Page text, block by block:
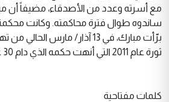
مع أسرته وعدد من الأصدقاء، مضيفاً أن
ساندوه طوال فترة محاكمته. وكانت محكمة
برّأت مبارك، في 13 آذار/ مارس
ثورة عام 2011 التي أنهت حكمه الذي دام 30 عاماً.
كلمات مفتاحية